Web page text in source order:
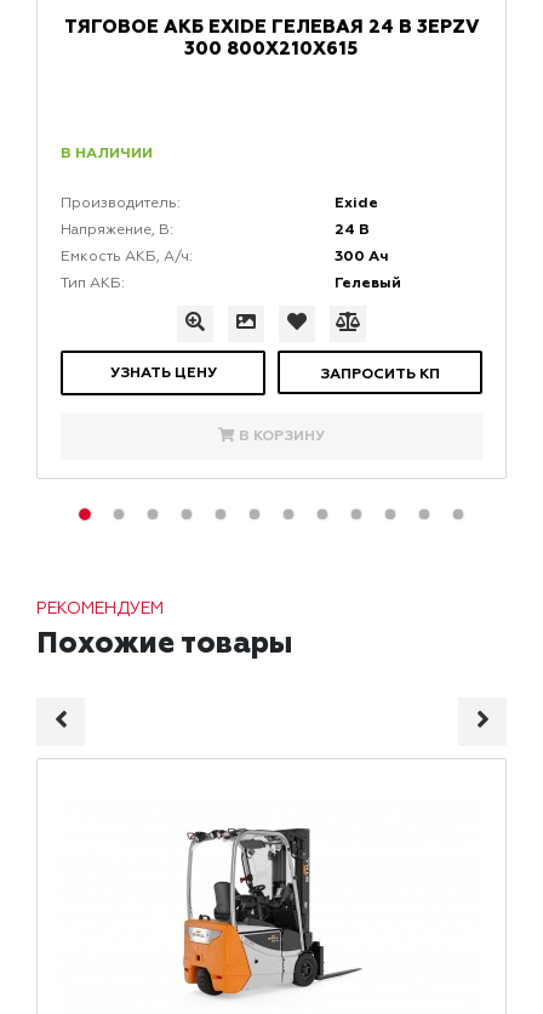
ТЯГОВОЕ АКБ EXIDE ГЕЛЕВАЯ 24 В 3EPZV
300 800X210X615
В НАЛИЧИИ
Производитель: Exide
Напряжение, В: 24 В
Емкость АКБ, А/ч: 300 Ач
Тип АКБ: Гелевый
УЗНАТЬ ЦЕНУ ЗАПРОСИТЬ КП
В КОРЗИНУ
РЕКОМЕНДУЕМ
Похожие товары